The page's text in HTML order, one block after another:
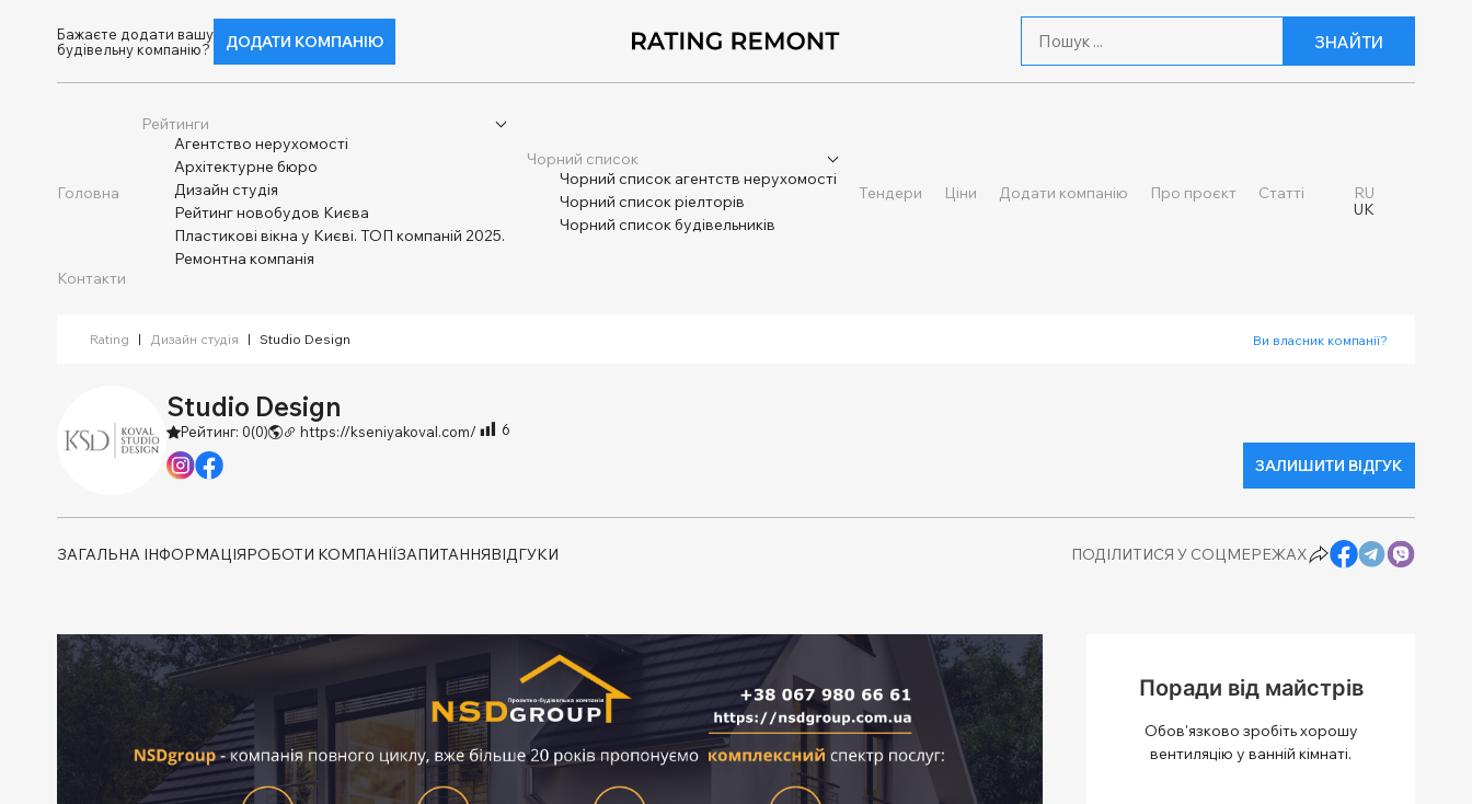
Бажаєте додати вашу
будівельну компанію?
ДОДАТИ КОМПАНІЮ ЗНАЙТИ
Головна
Рейтинги
Агентство нерухомості
Архітектурне бюро
Дизайн студія
Рейтинг новобудов Києва
Пластикові вікна у Києві. ТОП компаній 2025.
Ремонтна компанія
Чорний список
Чорний список агентств нерухомості
Чорний список ріелторів
Чорний список будівельників
Тендери Ціни Додати компанію Про проєкт Статті
Контакти
RU
UK
Rating | Дизайн студія | Studio Design Ви власник компанії?
Studio Design
Рейтинг: 0(0) https://kseniyakoval.com/ 6
ЗАЛИШИТИ ВІДГУК
ЗАГАЛЬНА ІНФОРМАЦІЯРОБОТИ КОМПАНІЇЗАПИТАННЯВІДГУКИ ПОДІЛИТИСЯ У СОЦМЕРЕЖАХ
Поради від майстрів
Обов'язково зробіть хорошу
вентиляцію у ванній кімнаті.